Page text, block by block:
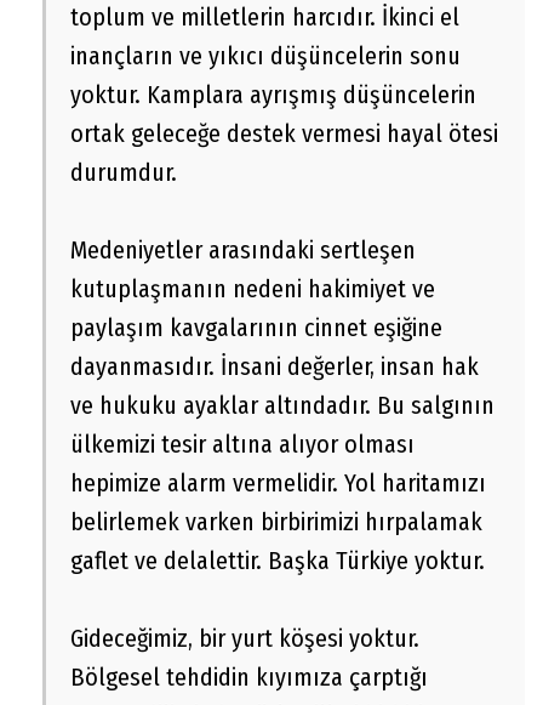
toplum ve milletlerin harcıdır. İkinci el
inançların ve yıkıcı düşüncelerin sonu
yoktur. Kamplara ayrışmış düşüncelerin
ortak geleceğe destek vermesi hayal ötesi
durumdur.
Medeniyetler arasındaki sertleşen
kutuplaşmanın nedeni hakimiyet ve
paylaşım kavgalarının cinnet eşiğine
dayanmasıdır. İnsani değerler, insan hak
ve hukuku ayaklar altındadır. Bu salgının
ülkemizi tesir altına alıyor olması
hepimize alarm vermelidir. Yol haritamızı
belirlemek varken birbirimizi hırpalamak
gaflet ve delalettir. Başka Türkiye yoktur.
Gideceğimiz, bir yurt köşesi yoktur.
Bölgesel tehdidin kıyımıza çarptığı